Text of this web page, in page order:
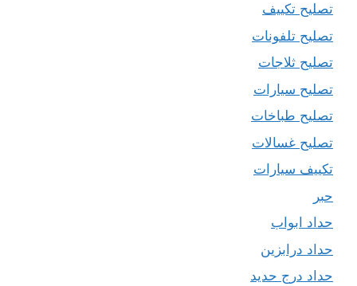
تصليح تكييف
تصليح تلفونات
تصليح ثلاجات
تصليح سيارات
تصليح طباخات
تصليح غسالات
تكييف سيارات
حبر
حداد ابواب
حداد درابزين
حداد درج حديد